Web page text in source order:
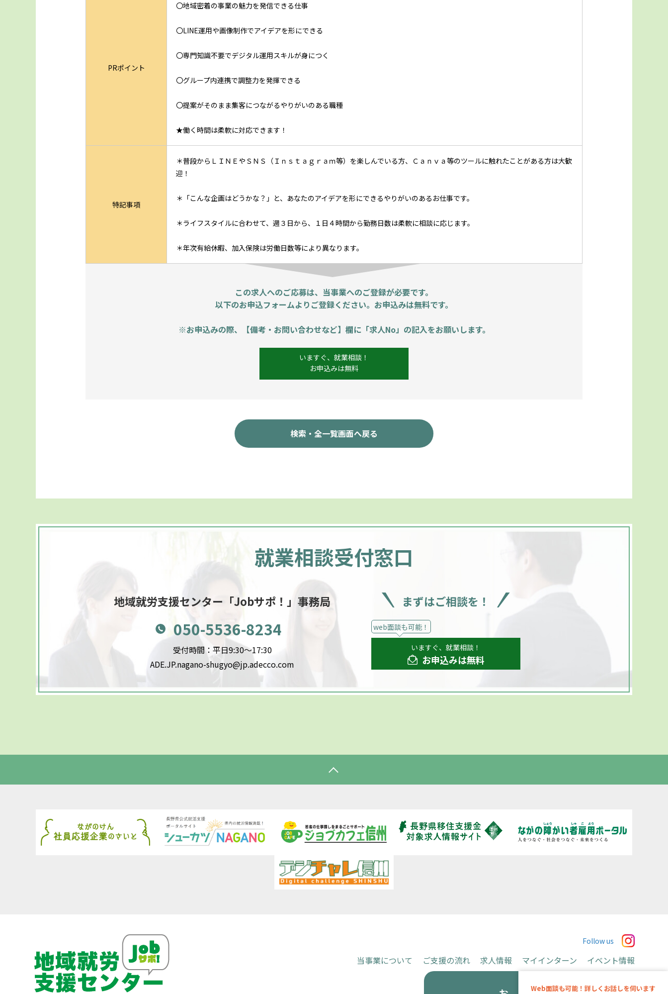
PRポイント
〇地域密着の事業の魅力を発信できる仕事
〇LINE運用や画像制作でアイデアを形にできる
〇専門知識不要でデジタル運用スキルが身につく
〇グループ内連携で調整力を発揮できる
〇提案がそのまま集客につながるやりがいのある職種
★働く時間は柔軟に対応できます！
特記事項
＊普段からＬＩＮＥやＳＮＳ（Ｉｎｓｔａｇｒａｍ等）を楽しんでいる方、Ｃａｎｖａ等のツールに触れたことがある方は大歓
迎！
＊「こんな企画はどうかな？」と、あなたのアイデアを形にできるやりがいのあるお仕事です。
＊ライフスタイルに合わせて、週３日から、１日４時間から勤務日数は柔軟に相談に応じます。
＊年次有給休暇、加入保険は労働日数等により異なります。
この求人へのご応募は、当事業へのご登録が必要です。
以下のお申込フォームよりご登録ください。お申込みは無料です。
※お申込みの際、【備考・お問い合わせなど】欄に「求人No」の記入をお願いします。
いますぐ、就業相談！
お申込みは無料
検索・全一覧画面へ戻る
就業相談受付窓口
地域就労支援センター 「Jobサポ！」事務局
050-5536-8234
受付時間：平日9:30～17:30
ADE.JP.nagano-shugyo@jp.adecco.com
まずはご相談を！
web面談も可能！
いますぐ、就業相談！
お申込みは無料
Web面談も可能！詳しくお話しを伺います
当事業について ご支援の流れ 求人情報 マイインターン
イベント情報
Follow us